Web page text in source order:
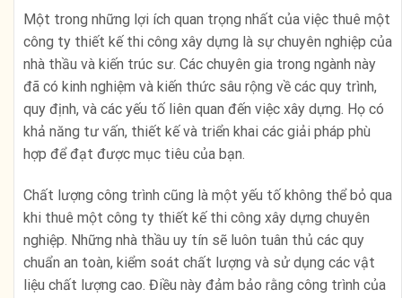
Một trong những lợi ích quan trọng nhất của việc thuê một
công ty thiết kế thi công xây dựng là sự chuyên nghiệp của
nhà thầu và kiến trúc sư. Các chuyên gia trong ngành này
đã có kinh nghiệm và kiến thức sâu rộng về các quy trình,
quy định, và các yếu tố liên quan đến việc xây dựng. Họ có
khả năng tư vấn, thiết kế và triển khai các giải pháp phù
hợp để đạt được mục tiêu của bạn.
Chất lượng công trình cũng là một yếu tố không thể bỏ qua
khi thuê một công ty thiết kế thi công xây dựng chuyên
nghiệp. Những nhà thầu uy tín sẽ luôn tuân thủ các quy
chuẩn an toàn, kiểm soát chất lượng và sử dụng các vật
liệu chất lượng cao. Điều này đảm bảo rằng công trình của